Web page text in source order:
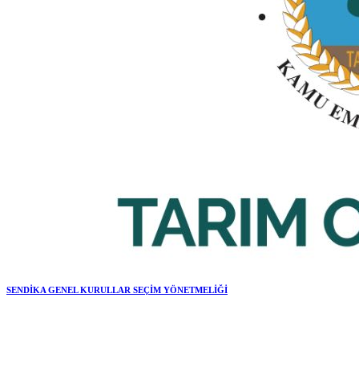
SENDİKA GENEL KURULLAR SEÇİM YÖNETMELİĞİ